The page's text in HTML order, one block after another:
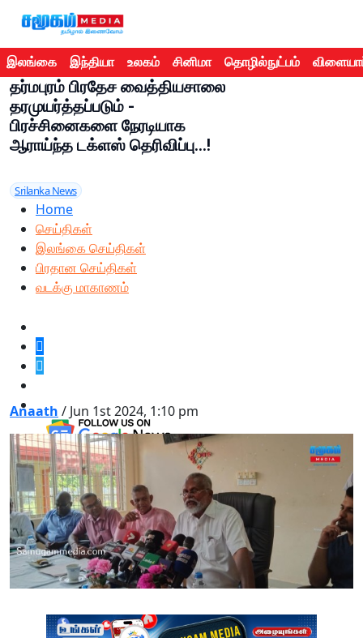
இலங்கை இந்தியா உலகம் சினிமா தொழில்நுட்பம்
தர்மபுரம் பிரதேச வைத்தியசாலை
தரமுயர்த்தப்படும் -
பிரச்சினைகளை நேரடியாக
ஆராய்ந்த டக்ளஸ் தெரிவிப்பு...!
Srilanka News
Home
செய்திகள்
இலங்கை செய்திகள்
பிரதான செய்திகள்
வடக்கு மாகாணம்
Anaath / Jun 1st 2024, 1:10 pm